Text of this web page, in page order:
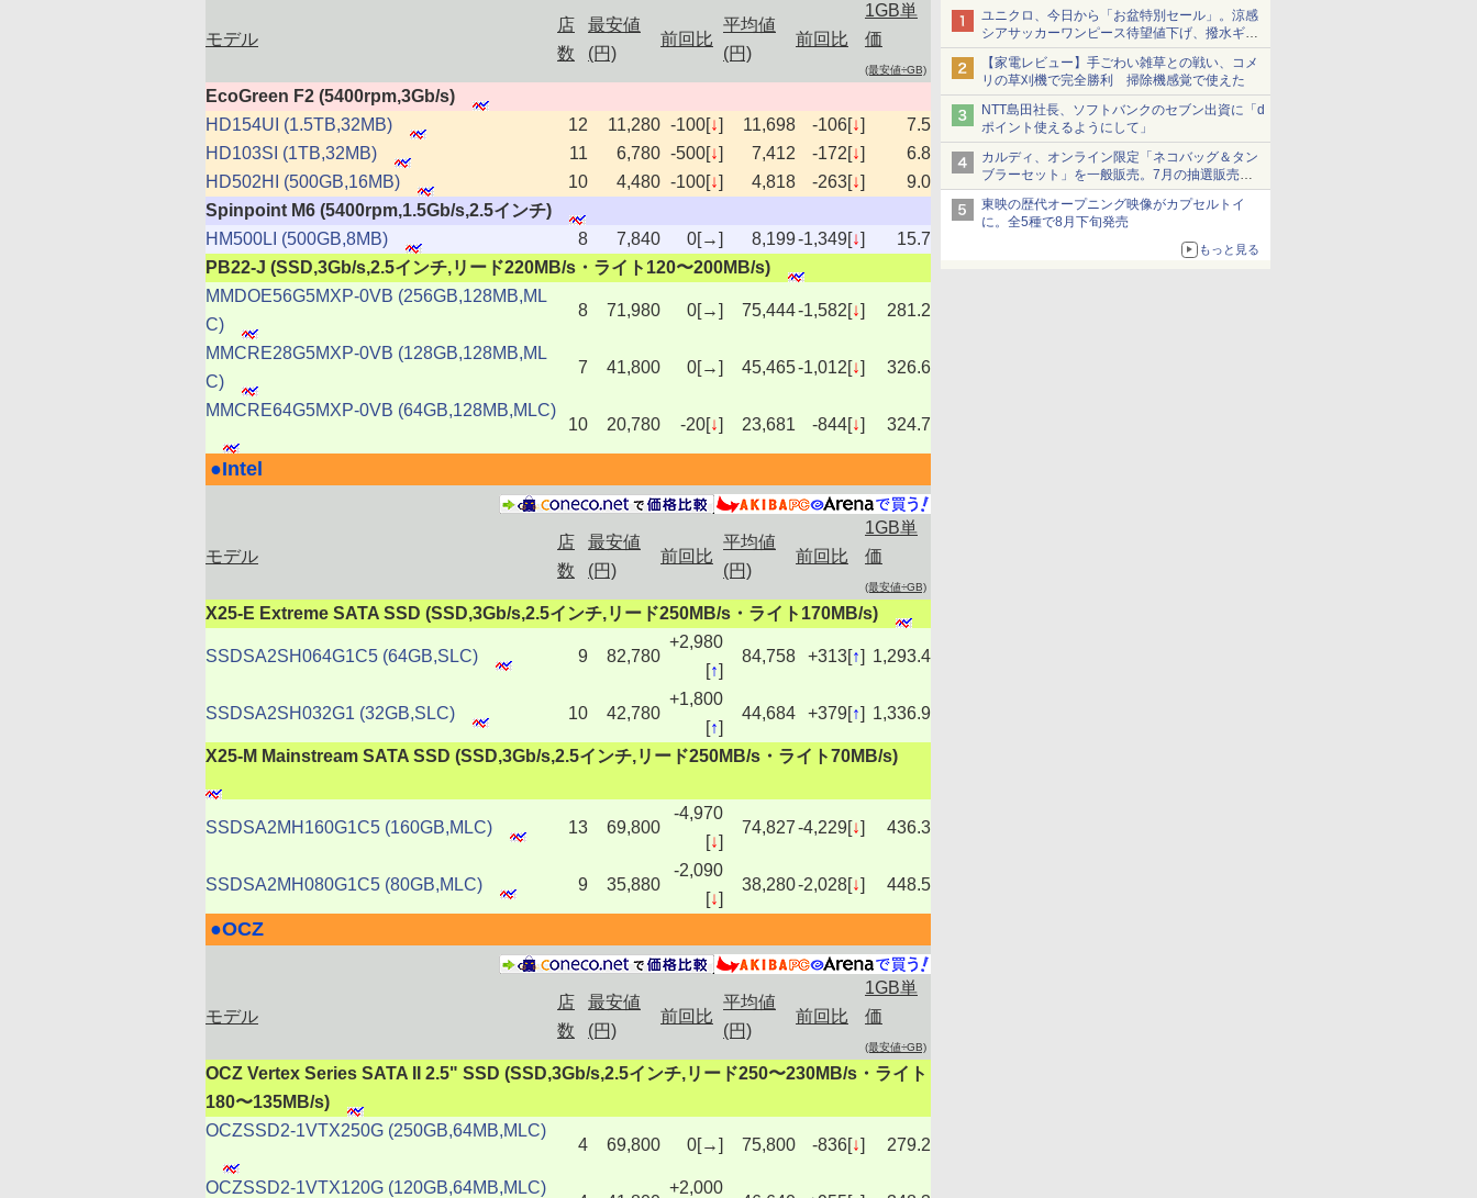
ユニクロ、今日から「お盆特別セール」。涼感
シアサッカーワンピース待望値下げ、撥水ギア
ショーツは1990円に
【家電レビュー】手ごわい雑草との戦い、コメ
リの草刈機で完全勝利 掃除機感覚で使えた
NTT島田社長、ソフトバンクのセブン出資に「d
ポイント使えるようにして」
カルディ、オンライン限定「ネコバッグ＆タン
ブラーセット」を一般販売。7月の抽選販売の
当選無効分
東映の歴代オープニング映像がカプセルトイ
に。全5種で8月下旬発売
もっと見る
モデル
店
数
最安値
(円)
前回比
平均値
(円)
前回比
1GB単
価
(最安値÷GB)
EcoGreen F2 (5400rpm,3Gb/s)
HD154UI (1.5TB,32MB)
12 11,280 -100[↓] 11,698 -106[↓]
7.5
HD103SI (1TB,32MB)
11 6,780 -500[↓] 7,412 -172[↓]
6.8
HD502HI (500GB,16MB)
10 4,480 -100[↓] 4,818 -263[↓]
9.0
Spinpoint M6 (5400rpm,1.5Gb/s,2.5インチ)
HM500LI (500GB,8MB)
8 7,840 0[→] 8,199-1,349[↓]
15.7
PB22-J (SSD,3Gb/s,2.5インチ,リード220MB/s・ライト120〜200MB/s)
MMDOE56G5MXP-0VB (256GB,128MB,ML
C)
8 71,980 0[→] 75,444-1,582[↓] 281.2
MMCRE28G5MXP-0VB (128GB,128MB,ML
C)
7 41,800 0[→] 45,465-1,012[↓] 326.6
MMCRE64G5MXP-0VB (64GB,128MB,MLC)
10 20,780 -20[↓] 23,681 -844[↓] 324.7
●Intel
モデル
店
数
最安値
(円)
前回比
平均値
(円)
前回比
1GB単
価
(最安値÷GB)
X25-E Extreme SATA SSD (SSD,3Gb/s,2.5インチ,リード250MB/s・ライト170MB/s)
SSDSA2SH064G1C5 (64GB,SLC) 9 82,780
+2,980
[↑]
84,758 +313[↑] 1,293.4
SSDSA2SH032G1 (32GB,SLC) 10 42,780
+1,800
[↑]
44,684 +379[↑] 1,336.9
X25-M Mainstream SATA SSD (SSD,3Gb/s,2.5インチ,リード250MB/s・ライト70MB/s)
SSDSA2MH160G1C5 (160GB,MLC) 13 69,800
-4,970
[↓]
74,827-4,229[↓] 436.3
SSDSA2MH080G1C5 (80GB,MLC) 9 35,880
-2,090
[↓]
38,280-2,028[↓] 448.5
●OCZ
モデル
店
数
最安値
(円)
前回比
平均値
(円)
前回比
1GB単
価
(最安値÷GB)
OCZ Vertex Series SATA II 2.5" SSD (SSD,3Gb/s,2.5インチ,リード250〜230MB/s・ライト
180〜135MB/s)
OCZSSD2-1VTX250G (250GB,64MB,MLC)
4 69,800 0[→] 75,800 -836[↓] 279.2
OCZSSD2-1VTX120G (120GB,64MB,MLC) +2,000